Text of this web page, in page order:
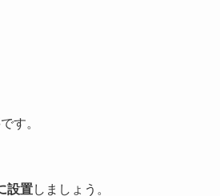
す。
設置しましょう。